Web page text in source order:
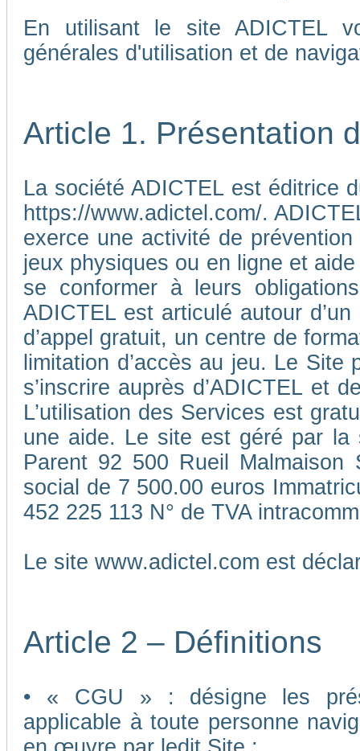
En utilisant le site ADICTEL
générales d'utilisation et de
Article 1. Présentation
La société ADICTEL est éditrice
https://www.adictel.com/.
exerce une activité de
jeux physiques ou en ligne et
se conformer à leurs
ADICTEL est articulé autour
d’appel gratuit, un centre de
limitation d’accès au jeu. Le
s’inscrire auprès d’ADICTEL et
L’utilisation des Services est
une aide. Le site est géré par la
Parent 92 500 Rueil Malmaison
social de 7 500.00 euros
452 225 113 N° de TVA
Le site www.adictel.com est
Article 2 – Définitions
• « CGU » : désigne les
applicable à toute personne